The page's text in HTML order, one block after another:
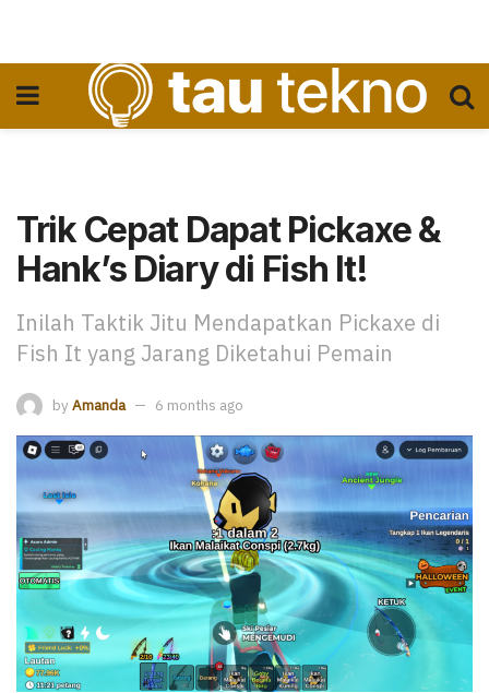
Trik Cepat Dapat Pickaxe &
Hank’s Diary di Fish It!
Inilah Taktik Jitu Mendapatkan Pickaxe di
Fish It yang Jarang Diketahui Pemain
by Amanda 6 months ago